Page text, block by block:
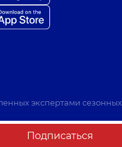
экспертами сезонных
Подписаться